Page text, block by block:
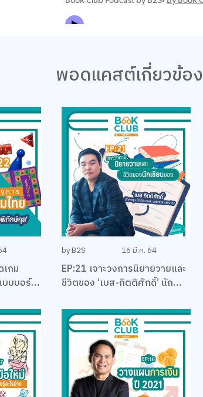
พอดแคสต์เกี่ยวข้อง
กม
บบอร์ด
รีชา กัง
by B2S 16 มี.ค. 64
EP:21 เจาะวงการนิยายวายและ
ชีวิตของ ‘เบส-กิตติศักดิ์’ นัก